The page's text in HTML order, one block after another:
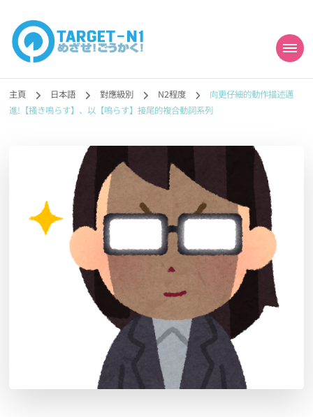
目標!!日本語能力試
N1合格
勉強コンテンツも追加予定!!】
主頁 日本語 對應級別 N2程度
向更仔細的動作描述邁
進!【掻き鳴らす】、以【鳴らす】接尾的複合動詞系列